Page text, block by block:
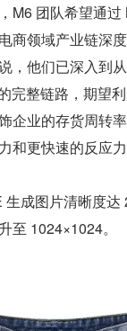
M6 团队希望通过
商领域产业链深
，他们已深入到
完整链路，期望
企业的存货周转
和更快速的反应力
生成图片清晰度
至 1024×1024。